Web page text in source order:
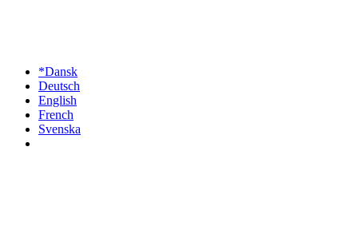
*Dansk
Deutsch
English
French
Svenska